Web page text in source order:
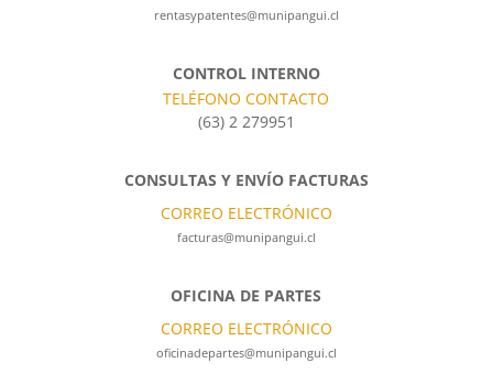
rentasypatentes@munipangui.cl
CONTROL INTERNO
TELÉFONO CONTACTO
(63) 2 279951
CONSULTAS Y ENVÍO FACTURAS
CORREO ELECTRÓNICO
facturas@munipangui.cl
OFICINA DE PARTES
CORREO ELECTRÓNICO
oficinadepartes@munipangui.cl